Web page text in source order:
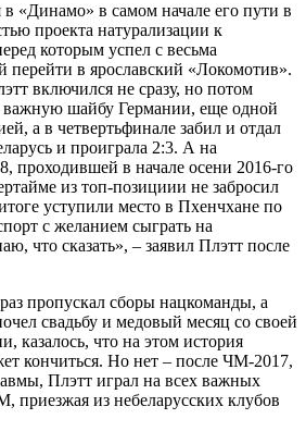
«Динамо» в самом начале его пути в
проекта натурализации к
которым успел с весьма
перейти в ярославский «Локомотив».
включился не сразу, но потом
важную шайбу Германии, еще одной
а в четвертьфинале забил и отдал
и проиграла 2:3. А на
проходившей в начале осени 2016-го
из топ-позициии не забросил
уступили место в Пхенчхане по
с желанием сыграть на
что сказать», – заявил Плэтт после
пропускал сборы нацкоманды, а
свадьбу и медовый месяц со своей
казалось, что на этом история
кончиться. Но нет – после ЧМ-2017,
Плэтт играл на всех важных
приезжая из небеларусских клубов